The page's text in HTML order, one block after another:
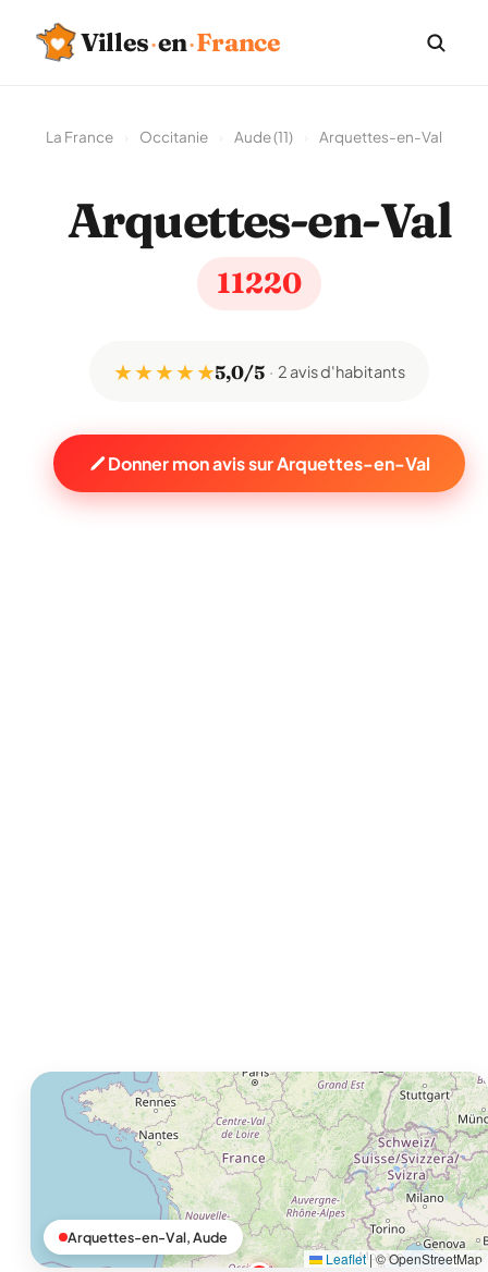
Villes·en·France
La France Occitanie Aude (11) Arquettes-en-Val
Arquettes-en-Val
11220
★ ★ ★ ★ ★5,0/5 2 avis d'habitants
Donner mon avis sur Arquettes-en-Val
Leaflet |© OpenStreetMap
Arquettes-en-Val, Aude